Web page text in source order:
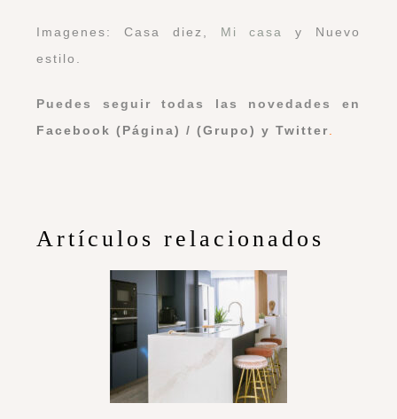
Imagenes: Casa diez, Mi casa
y Nuevo
estilo.
Puedes seguir todas las novedades en
Facebook (Página) / (Grupo) y Twitter
Artículos relacionados